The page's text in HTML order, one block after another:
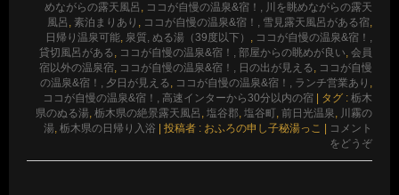
めながらの露天風呂 , ココが自慢の温泉&宿！, 川を眺めながらの露天
風呂 , 素泊まりあり , ココが自慢の温泉&宿！, 雪見露天風呂がある宿,
日帰り温泉可能, 泉質, ぬる湯（39度以下） , ココが自慢の温泉&宿！,
貸切風呂がある, ココが自慢の温泉&宿！, 部屋からの眺めが良い, 会員
宿以外の温泉宿, ココが自慢の温泉&宿！, 日の出が見える, ココが自慢
の温泉&宿！, 夕日が見える, ココが自慢の温泉&宿！, ランチ営業あり ,
ココが自慢の温泉&宿！, 高速インターから30分以内の宿
タグ : 栃木
県のぬる湯, 栃木県の絶景露天風呂 , 塩谷郡, 塩谷町, 前日光温泉, 川霧の
湯, 栃木県の日帰り入浴 投稿者 : おふろの申し子秘湯っこ
コメント
をどうぞ